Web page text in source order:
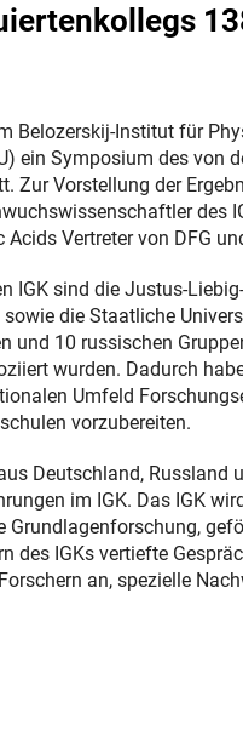
Belozerskij-Institut für
ein Symposium des von
Zur Vorstellung der
des
Vertreter von DFG
IGK sind die Justus-
die Staatliche
und 10 russischen
wurden. Dadurch
Umfeld
vorzubereiten.
Deutschland, Russland
im IGK. Das IGK
IGKs vertiefte
an, spezielle